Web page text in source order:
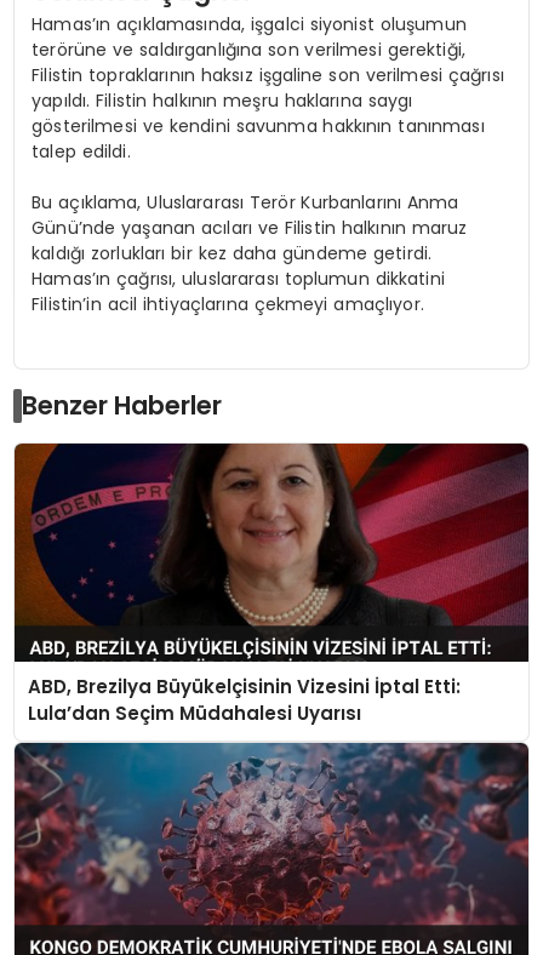
Hamas’ın açıklamasında, işgalci siyonist oluşumun
terörüne ve saldırganlığına son verilmesi gerektiği,
Filistin topraklarının haksız işgaline son verilmesi çağrısı
yapıldı. Filistin halkının meşru haklarına saygı
gösterilmesi ve kendini savunma hakkının tanınması
talep edildi.
Bu açıklama, Uluslararası Terör Kurbanlarını Anma
Günü’nde yaşanan acıları ve Filistin halkının maruz
kaldığı zorlukları bir kez daha gündeme getirdi.
Hamas’ın çağrısı, uluslararası toplumun dikkatini
Filistin’in acil ihtiyaçlarına çekmeyi amaçlıyor.
Benzer Haberler
ABD, Brezilya Büyükelçisinin Vizesini İptal Etti:
Lula’dan Seçim Müdahalesi Uyarısı